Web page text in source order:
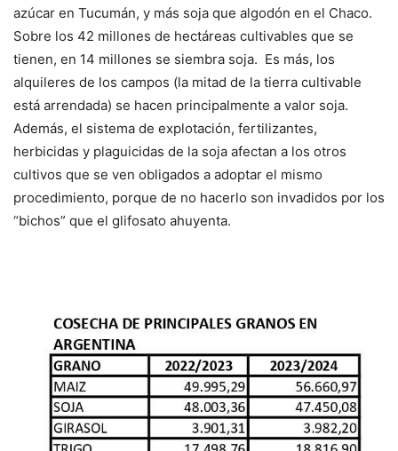
azúcar en Tucumán, y más soja que algodón en el Chaco.
Sobre los 42 millones de hectáreas cultivables que se
tienen, en 14 millones se siembra soja. Es más, los
alquileres de los campos (la mitad de la tierra cultivable
está arrendada) se hacen principalmente a valor soja.
Además, el sistema de explotación, fertilizantes,
herbicidas y plaguicidas de la soja afectan a los otros
cultivos que se ven obligados a adoptar el mismo
procedimiento, porque de no hacerlo son invadidos por los
“bichos” que el glifosato ahuyenta.